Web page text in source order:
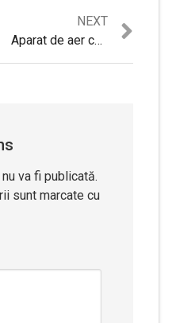
NEXT
post:
Aparat de aer conditionat Gree Viola, GWH09RA-K3DNA3H 9000 btu, inverter, clasa A++, refrigerant R-410A, Cold Plasma, controler WiFi inclus
va fi publicată.
sunt marcate cu